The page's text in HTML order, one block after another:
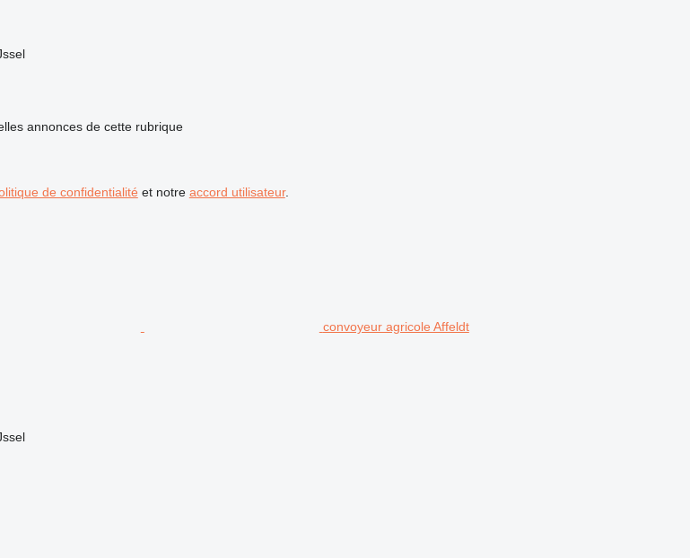
annonces de cette rubrique
de confidentialité et notre accord utilisateur.
convoyeur agricole Affeldt